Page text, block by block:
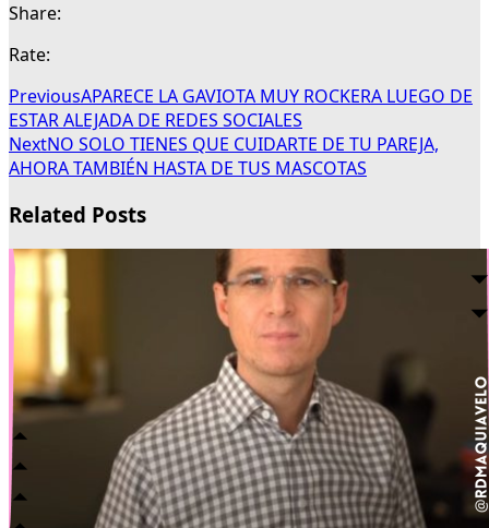
Share:
Rate:
PreviousAPARECE LA GAVIOTA MUY ROCKERA LUEGO DE
ESTAR ALEJADA DE REDES SOCIALES
NextNO SOLO TIENES QUE CUIDARTE DE TU PAREJA,
AHORA TAMBIÉN HASTA DE TUS MASCOTAS
Related Posts